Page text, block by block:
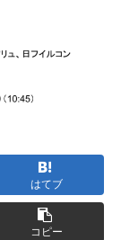
はてブ
コピー